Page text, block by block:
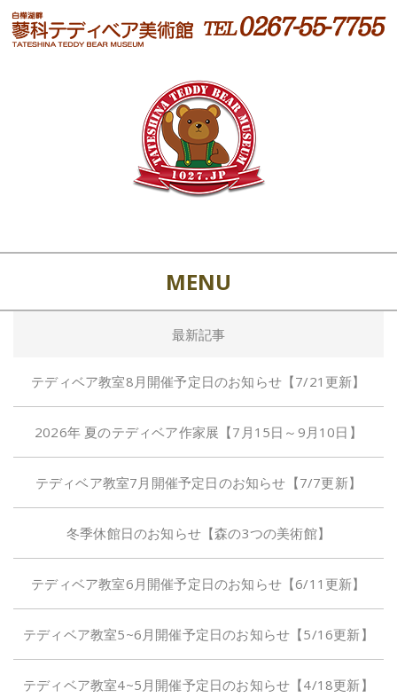
MENU
最新記事
テディベア教室8月開催予定日のお知らせ【7/21更新】
2026年 夏のテディベア作家展【7月15日～9月10日】
テディベア教室7月開催予定日のお知らせ【7/7更新】
冬季休館日のお知らせ【森の3つの美術館】
テディベア教室6月開催予定日のお知らせ【6/11更新】
テディベア教室5~6月開催予定日のお知らせ【5/16更新】
テディベア教室4~5月開催予定日のお知らせ【4/18更新】